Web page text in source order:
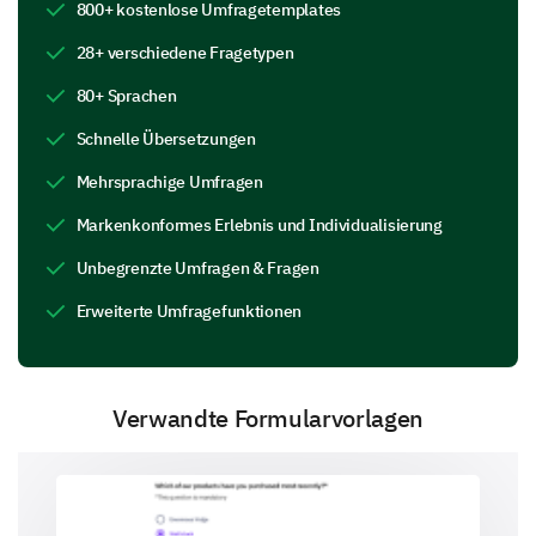
Ihrem Team.
Effektive Kommunikation
Gemeinsame Ziele
Gegenseitige Unterstützung
Konflikte lösen
Wie oft bietet Ihr Vorgesetzter die
Rolle erfolgreich zu sein?
800+ kostenlose Umfragetemplates
28+ verschiedene Fragetypen
80+ Sprachen
Schnelle Übersetzungen
Mehrsprachige Umfragen
Markenkonformes Erlebnis und Individualisierung
Unbegrenzte Umfragen & Fragen
Erweiterte Umfragefunktionen
Verwandte Formularvorlagen